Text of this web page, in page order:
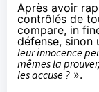
Après avoir
contrôlés de
compare, in
défense, sinon
leur innocence
mêmes la
les accuse ? ».